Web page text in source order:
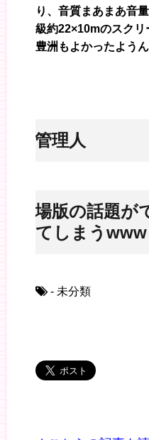
り、音質まあまあ音
級約22×10mのスクリ
豊洲もよかったようん
※管理人
劇場版の話題
ってしまうwww
- 未分類